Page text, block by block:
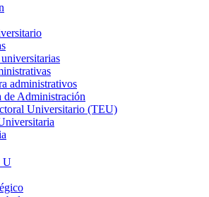
administrativos
de Administración
Universitario (TEU)
U